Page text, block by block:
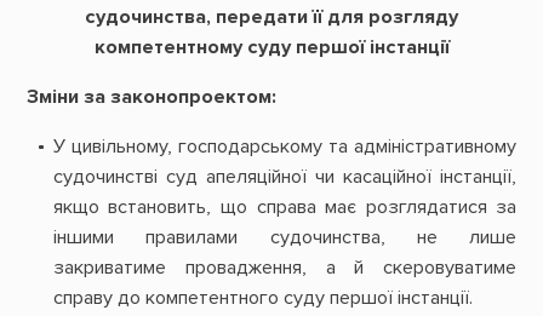
судочинства, передати її для розгляду
компетентному суду першої інстанції
Зміни за законопроектом:
У цивільному, господарському та адміністративному
судочинстві суд апеляційної чи касаційної інстанції,
якщо встановить, що справа має розглядатися за
іншими правилами судочинства, не лише
закриватиме провадження, а й скеровуватиме
справу до компетентного суду першої інстанції.